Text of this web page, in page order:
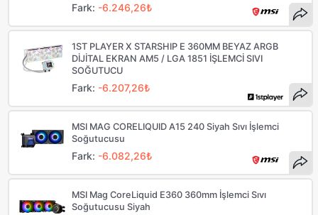
Fark: -6.246,26₺
1ST PLAYER X STARSHIP E 360MM BEYAZ ARGB
DİJİTAL EKRAN AM5 / LGA 1851 İŞLEMCİ SIVI
SOĞUTUCU
Fark: -6.207,26₺
MSI MAG CORELIQUID A15 240 Siyah Sıvı İşlemci
Soğutucusu
Fark: -6.082,26₺
MSI Mag CoreLiquid E360 360mm İşlemci Sıvı
Soğutucusu Siyah